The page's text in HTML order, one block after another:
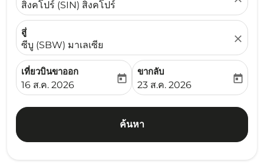
สิงคโปร์ (SIN) สิงคโปร์
สู่
ซีบู (SBW) มาเลเซีย
close
เที่ยวบินขาออก
fc-booking-departure-date-aria-label
16 ส.ค. 2026
today
ขากลับ
fc-booking-return-date-
23 ส.ค. 2026
today
ค้นหา